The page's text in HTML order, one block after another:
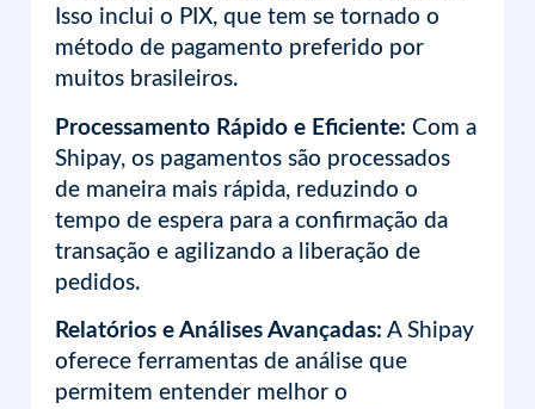
Isso inclui o PIX, que tem se tornado o
método de pagamento preferido por
muitos brasileiros.
Processamento Rápido e Eficiente: Com a
Shipay, os pagamentos são processados
de maneira mais rápida, reduzindo o
tempo de espera para a confirmação da
transação e agilizando a liberação de
pedidos.
Relatórios e Análises Avançadas: A Shipay
oferece ferramentas de análise que
permitem entender melhor o